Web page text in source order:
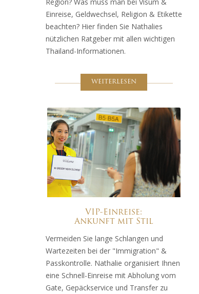
Einreise, Geldwechsel, Religion & Etikette
beachten? Hier finden Sie Nathalies
nützlichen Ratgeber mit allen wichtigen
Thailand-Informationen.
WEITERLESEN
VIP-Einreise:
Ankunft mit Stil
Vermeiden Sie lange Schlangen und
Wartezeiten bei der "Immigration" &
Passkontrolle. Nathalie organisiert Ihnen
eine Schnell-Einreise mit Abholung vom
Gate, Gepäckservice und Transfer zu